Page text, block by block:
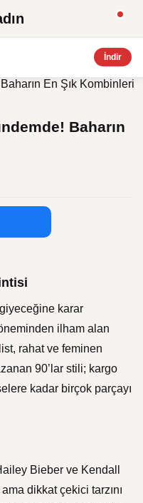
İndir
Baharın
karar
ilham alan
rahat ve feminen
90’lar stili; kargo
kadar birçok parçayı
Bieber ve Kendall
dikkat çekici tarzını